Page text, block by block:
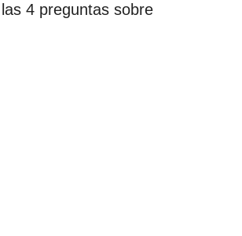
4 preguntas sobre